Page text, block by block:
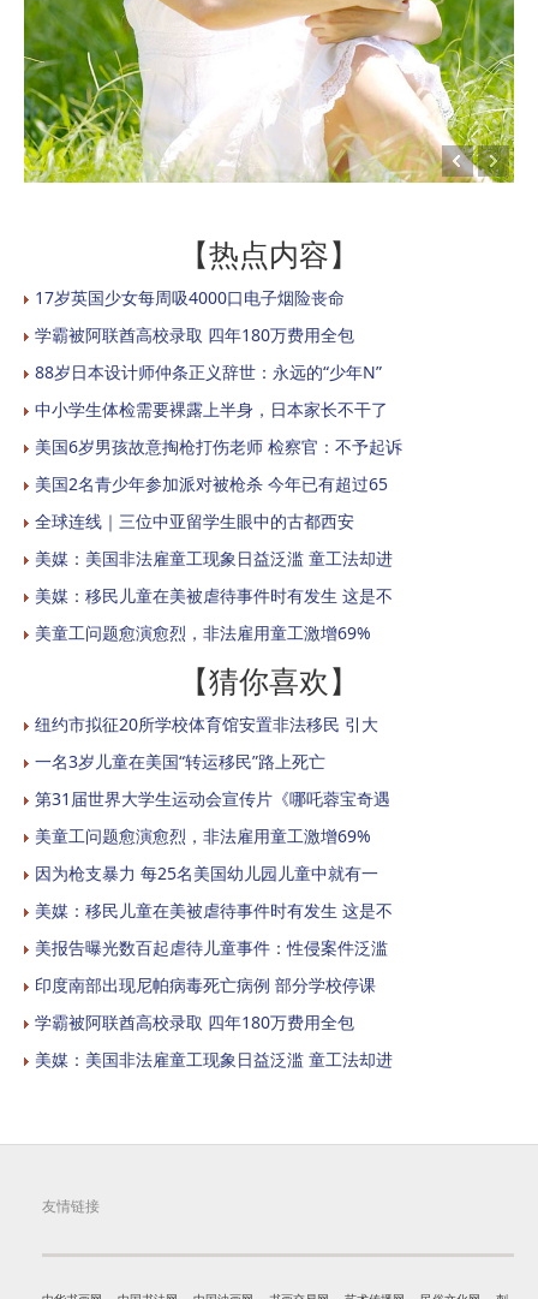
【热点内容】
17岁英国少女每周吸4000口电子烟险丧命
学霸被阿联酋高校录取 四年180万费用全包
88岁日本设计师仲条正义辞世：永远的“少年N”
中小学生体检需要裸露上半身，日本家长不干了
美国6岁男孩故意掏枪打伤老师 检察官：不予起诉
美国2名青少年参加派对被枪杀 今年已有超过65
全球连线｜三位中亚留学生眼中的古都西安
美媒：美国非法雇童工现象日益泛滥 童工法却进
美媒：移民儿童在美被虐待事件时有发生 这是不
美童工问题愈演愈烈，非法雇用童工激增69%
【猜你喜欢】
纽约市拟征20所学校体育馆安置非法移民 引大
一名3岁儿童在美国“转运移民”路上死亡
第31届世界大学生运动会宣传片《哪吒蓉宝奇遇
美童工问题愈演愈烈，非法雇用童工激增69%
因为枪支暴力 每25名美国幼儿园儿童中就有一
美媒：移民儿童在美被虐待事件时有发生 这是不
美报告曝光数百起虐待儿童事件：性侵案件泛滥
印度南部出现尼帕病毒死亡病例 部分学校停课
学霸被阿联酋高校录取 四年180万费用全包
美媒：美国非法雇童工现象日益泛滥 童工法却进
友情链接